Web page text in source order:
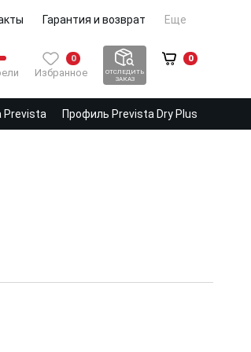
Гарантия и возврат Еще
0
Избранное
ОТСЛЕДИТЬ
ЗАКАЗ
0
Prevista Профиль Prevista Dry Plus